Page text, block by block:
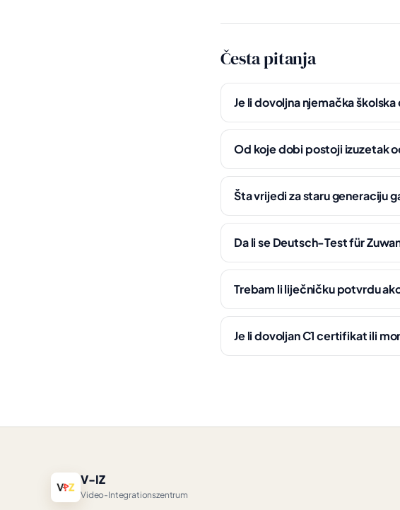
Česta pitanja
Je li dovoljna njemačka
Od koje dobi postoji izuzetak
Šta vrijedi za staru generaciju
Da li se Deutsch-Test für
Trebam li liječničku potvrdu
Je li dovoljan C1 certifikat ili
V-IZ
Video-Integrationszentrum